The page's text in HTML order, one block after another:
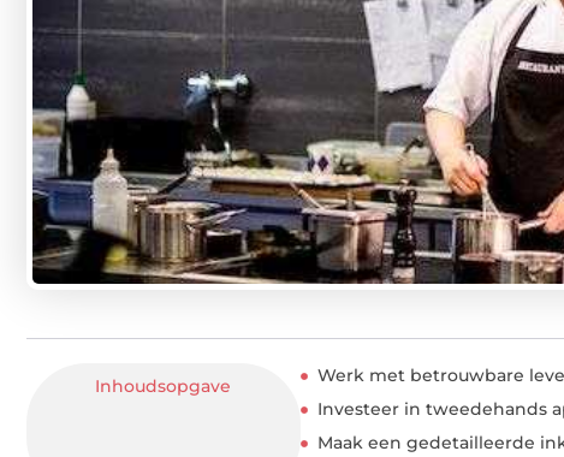
Inhoudsopgave
Werk met betrouwbare
Investeer in tweedehands
Maak een gedetailleerde